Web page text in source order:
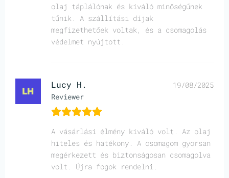
olaj táplálónak és kiváló minőségűnek
tűnik. A szállítási díjak
megfizethetőek voltak, és a csomagolás
védelmet nyújtott.
Lucy H.
Reviewer
19/08/2025
A vásárlási élmény kiváló volt. Az olaj
hiteles és hatékony. A csomagom gyorsan
megérkezett és biztonságosan csomagolva
volt. Újra fogok rendelni.